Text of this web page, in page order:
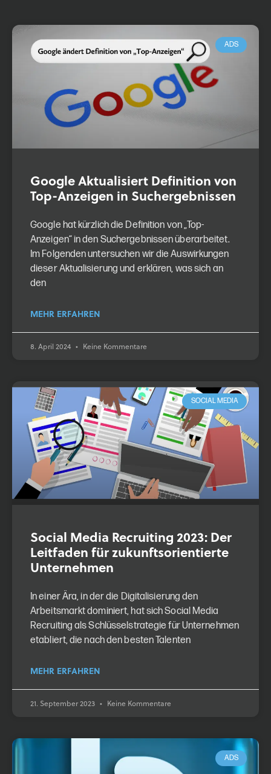
ADS
Google Aktualisiert Definition von
Top-Anzeigen in Suchergebnissen
Google hat kürzlich die Definition von „Top-
Anzeigen“ in den Suchergebnissen überarbeitet.
Im Folgenden untersuchen wir die Auswirkungen
dieser Aktualisierung und erklären, was sich an
den
MEHR ERFAHREN
8. April 2024 Keine Kommentare
SOCIAL MEDIA
Social Media Recruiting 2023: Der
Leitfaden für zukunfts­orientierte
Unternehmen
In einer Ära, in der die Digitalisierung den
Arbeitsmarkt dominiert, hat sich Social Media
Recruiting als Schlüsselstrategie für Unternehmen
etabliert, die nach den besten Talenten
MEHR ERFAHREN
21. September 2023 Keine Kommentare
ADS